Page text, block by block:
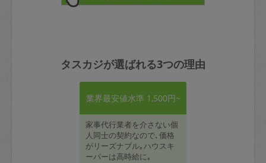
タスカジが選ばれる3つの理由
業界最安値水準 1,500円~
家事代行業者を介さない個
人同士の契約なので､価格
がリーズナブル｡ハウスキ
ーパーは高時給に｡